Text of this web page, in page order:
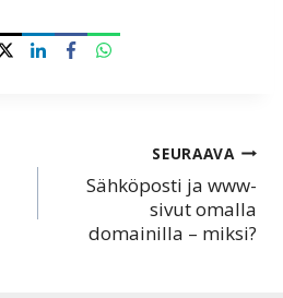
SEURAAVA
Sähköposti ja www-
sivut omalla
domainilla – miksi?